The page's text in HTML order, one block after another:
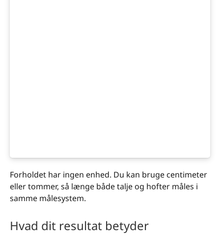
Forholdet har ingen enhed. Du kan bruge centimeter
eller tommer, så længe både talje og hofter måles i
samme målesystem.
Hvad dit resultat betyder